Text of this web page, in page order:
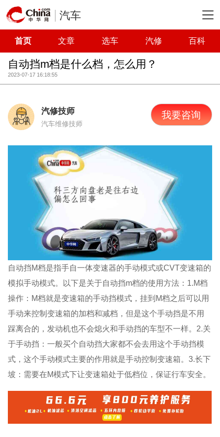
汽车
首页 文章 选车 汽修 百科
自动挡m档是什么档，怎么用？
2023-07-17 16:18:55
汽修技师
汽车维修技师
我要咨询
自动挡M档是指手自一体变速器的手动模式或CVT变速箱的
模拟手动模式。以下是关于自动挡m档的使用方法：1.M档
操作：M档就是变速箱的手动挡模式，挂到M档之后可以用
手动来控制变速箱的加档和减档，但是这个手动挡是不用
踩离合的，发动机也不会熄火和手动挡的车型不一样。2.关
于手动挡：一般买个自动挡大家都不会去用这个手动挡模
式，这个手动模式主要的作用就是手动控制变速箱。3.长下
坡：需要在M模式下让变速箱处于低档位，保证行车安全。